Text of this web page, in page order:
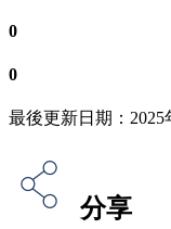
0
0
最後更新日期：2025
分享